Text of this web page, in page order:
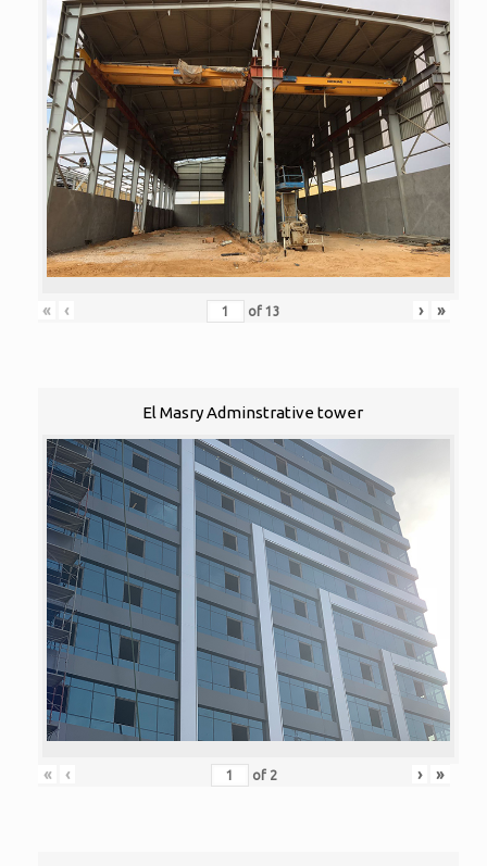
« ‹ of 13 › »
El Masry Adminstrative tower
« ‹ of 2 › »